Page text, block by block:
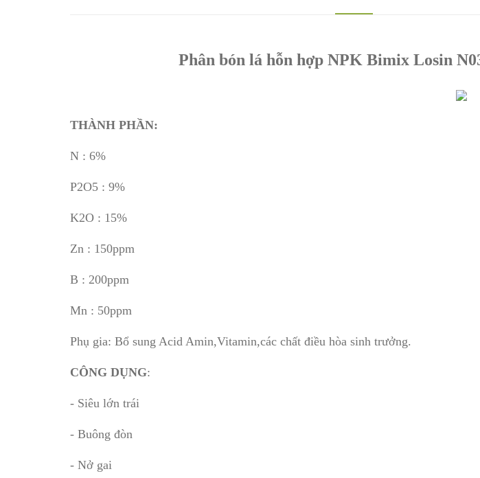
Phân bón lá hỗn hợp NPK Bimix Losin
THÀNH PHẦN:
N : 6%
P2O5 : 9%
K2O : 15%
Zn : 150ppm
B : 200ppm
Mn : 50ppm
Phụ gia: Bổ sung Acid Amin,Vitamin,các chất điều hòa sinh trưởng.
CÔNG DỤNG:
- Siêu lớn trái
- Buông đòn
- Nở gai